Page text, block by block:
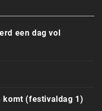
een dag vol
komt (festivaldag 1)